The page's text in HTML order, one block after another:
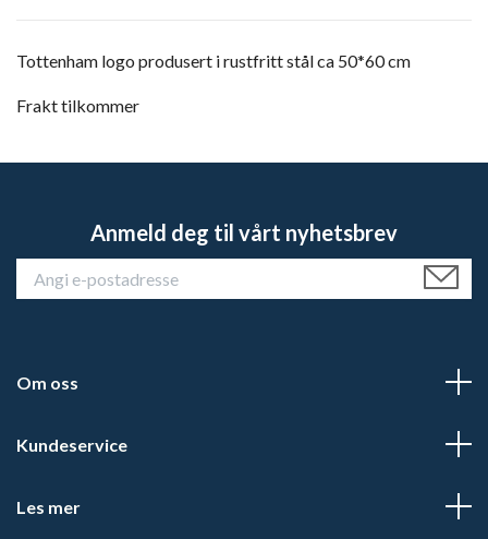
Tottenham logo produsert i rustfritt stål ca 50*60 cm
Frakt tilkommer
Anmeld deg til vårt nyhetsbrev
Om oss
Kundeservice
Les mer